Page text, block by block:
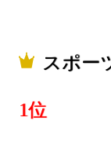
スポー
1位